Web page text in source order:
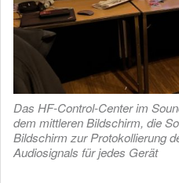
Das HF-Control-Center im
dem mittleren Bildschirm, die
Bildschirm zur Protokollierung
Audiosignals für jedes Gerät